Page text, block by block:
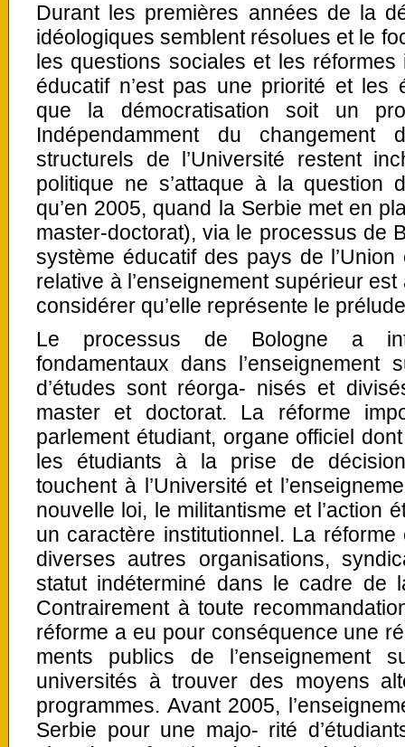
Durant les premières années de la
idéologiques semblent résolues et le
les questions sociales et les
éducatif n’est pas une priorité et les
que la démocratisation soit un
Indépendamment du
structurels de l’Université restent
politique ne s’attaque à la question
qu’en 2005, quand la Serbie met en
master-doctorat), via le processus de
système éducatif des pays de
relative à l’enseignement supérieur
considérer qu’elle représente le
Le processus de Bologne a
fondamentaux dans l’enseignement
d’études sont réorga- nisés et
master et doctorat. La réforme
parlement étudiant, organe officiel
les étudiants à la prise de
touchent à l’Université et
nouvelle loi, le militantisme et l’action
un caractère institutionnel. La
diverses autres organisations,
statut indéterminé dans le cadre de
Contrairement à toute
réforme a eu pour conséquence une
ments publics de l’enseignement
universités à trouver des moyens
programmes. Avant 2005,
Serbie pour une majo- rité